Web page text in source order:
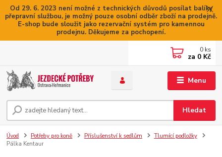
Od 29. 6. 2023 není možné z technických důvodů posílat balíky
přepravní službou, je možný pouze osobní odběr zboží na prodejně.
E-shop bude sloužit jako rezervační systém pro kamennou
prodejnu. Děkujeme za pochopení.
Menu
Hledat
0 ks
za 0 Kč
Úvod Potřeby pro koně Příslušenství k sedlům
Tlumící podložky
Pálka Kentaur